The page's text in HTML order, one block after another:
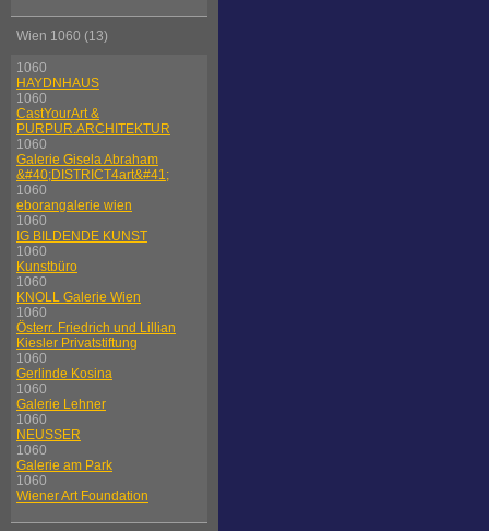
Wien 1060 (13)
1060
HAYDNHAUS
1060
CastYourArt &
PURPUR.ARCHITEKTUR
1060
Galerie Gisela Abraham
&#40;DISTRICT4art&#41;
1060
eborangalerie wien
1060
IG BILDENDE KUNST
1060
Kunstbüro
1060
KNOLL Galerie Wien
1060
Österr. Friedrich und Lillian
Kiesler Privatstiftung
1060
Gerlinde Kosina
1060
Galerie Lehner
1060
NEUSSER
1060
Galerie am Park
1060
Wiener Art Foundation